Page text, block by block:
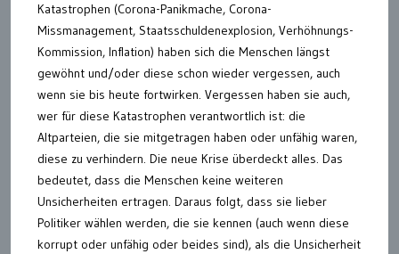
Katastrophen (Corona-Panikmache, Corona-
Missmanagement, Staatsschuldenexplosion, Verhöhnungs-
Kommission, Inflation) haben sich die Menschen längst
gewöhnt und/oder diese schon wieder vergessen, auch
wenn sie bis heute fortwirken. Vergessen haben sie auch,
wer für diese Katastrophen verantwortlich ist: die
Altparteien, die sie mitgetragen haben oder unfähig waren,
diese zu verhindern. Die neue Krise überdeckt alles. Das
bedeutet, dass die Menschen keine weiteren
Unsicherheiten ertragen. Daraus folgt, dass sie lieber
Politiker wählen werden, die sie kennen (auch wenn diese
korrupt oder unfähig oder beides sind), als die Unsicherheit